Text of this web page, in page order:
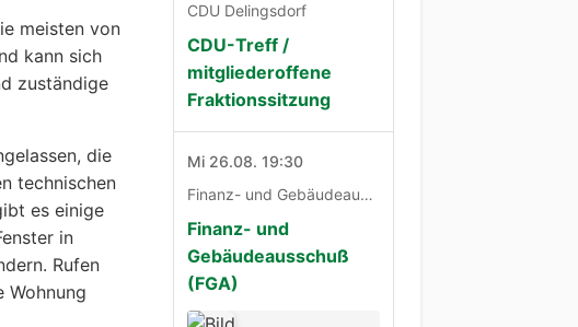
meisten von
kann sich
zuständige
die
technischen
es einige
in
Rufen
Wohnung
CDU Delingsdorf
CDU-Treff /
mitgliederoffene
Fraktionssitzung
Mi 26.08. 19:30
Finanz- und Gebäudeausschuß
Finanz- und
Gebäudeausschuß
(FGA)